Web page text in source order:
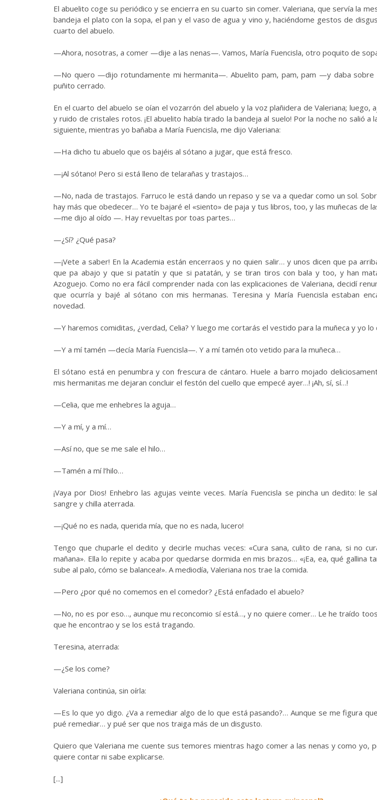
El abuelito coge su periódico y se encierra en su cuarto sin comer. Valeriana, que servía la
bandeja el plato con la sopa, el pan y el vaso de agua y vino y, haciéndome gestos de
cuarto del abuelo.
—Ahora, nosotras, a comer —dije a las nenas—. Vamos, María Fuencisla, otro poquito de
—No quero —dijo rotundamente mi hermanita—. Abuelito pam, pam, pam —y daba sobre
puñito cerrado.
En el cuarto del abuelo se oían el vozarrón del abuelo y la voz plañidera de Valeriana; luego,
y ruido de cristales rotos. ¡El abuelito había tirado la bandeja al suelo! Por la noche no salió a
siguiente, mientras yo bañaba a María Fuencisla, me dijo Valeriana:
—Ha dicho tu abuelo que os bajéis al sótano a jugar, que está fresco.
—¡Al sótano! Pero si está lleno de telarañas y trastajos…
—No, nada de trastajos. Farruco le está dando un repaso y se va a quedar como un sol.
hay más que obedecer… Yo te bajaré el «siento» de paja y tus libros, too, y las muñecas de
—me dijo al oído —. Hay revueltas por toas partes…
—¿Sí? ¿Qué pasa?
—¡Vete a saber! En la Academia están encerraos y no quien salir… y unos dicen que pa
que pa abajo y que si patatín y que si patatán, y se tiran tiros con bala y too, y han
Azoguejo. Como no era fácil comprender nada con las explicaciones de Valeriana, decidí
que ocurría y bajé al sótano con mis hermanas. Teresina y María Fuencisla estaban
novedad.
—Y haremos comiditas, ¿verdad, Celia? Y luego me cortarás el vestido para la muñeca y yo
—Y a mí tamén —decía María Fuencisla—. Y a mí tamén oto vetido para la muñeca…
El sótano está en penumbra y con frescura de cántaro. Huele a barro mojado
mis hermanitas me dejaran concluir el festón del cuello que empecé ayer…! ¡Ah, sí, sí…!
—Celia, que me enhebres la aguja…
—Y a mí, y a mí…
—Así no, que se me sale el hilo…
—Tamén a mí l’hilo…
¡Vaya por Dios! Enhebro las agujas veinte veces. María Fuencisla se pincha un dedito: le
sangre y chilla aterrada.
—¡Qué no es nada, querida mía, que no es nada, lucero!
Tengo que chuparle el dedito y decirle muchas veces: «Cura sana, culito de rana, si no
mañana». Ella lo repite y acaba por quedarse dormida en mis brazos… «¡Ea, ea, qué gallina
sube al palo, cómo se balancea!». A mediodía, Valeriana nos trae la comida.
—Pero ¿por qué no comemos en el comedor? ¿Está enfadado el abuelo?
—No, no es por eso…, aunque mu reconcomio sí está…, y no quiere comer… Le he traído
que he encontrao y se los está tragando.
Teresina, aterrada:
—¿Se los come?
Valeriana continúa, sin oírla:
—Es lo que yo digo. ¿Va a remediar algo de lo que está pasando?… Aunque se me figura
pué remediar… y pué ser que nos traiga más de un disgusto.
Quiero que Valeriana me cuente sus temores mientras hago comer a las nenas y como yo,
quiere contar ni sabe explicarse.
[...]